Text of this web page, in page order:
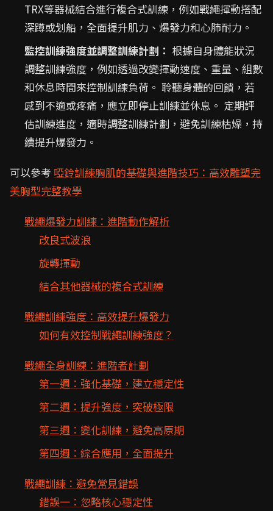
TRX等器械結合進行複合式訓練，例如戰繩揮動搭配
深蹲或划船，全面提升肌力、爆發力和心肺耐力。
監控訓練強度並調整訓練計劃： 根據自身體能狀況
調整訓練強度，例如透過改變揮動速度、重量、組數
和休息時間來控制訓練負荷。 聆聽身體的回饋，若
感到不適或疼痛，應立即停止訓練並休息。 定期評
估訓練進度，適時調整訓練計劃，避免訓練枯燥，持
續提升爆發力。
可以參考 啞鈴訓練胸肌的基礎與進階技巧：高效雕塑完
美胸型完整教學
戰繩爆發力訓練：進階動作解析
改良式波浪
旋轉揮動
結合其他器械的複合式訓練
戰繩訓練強度：高效提升爆發力
如何有效控制戰繩訓練強度？
戰繩全身訓練：進階者計劃
第一週：強化基礎，建立穩定性
第二週：提升強度，突破極限
第三週：變化訓練，避免高原期
第四週：綜合應用，全面提升
戰繩訓練：避免常見錯誤
錯誤一：忽略核心穩定性